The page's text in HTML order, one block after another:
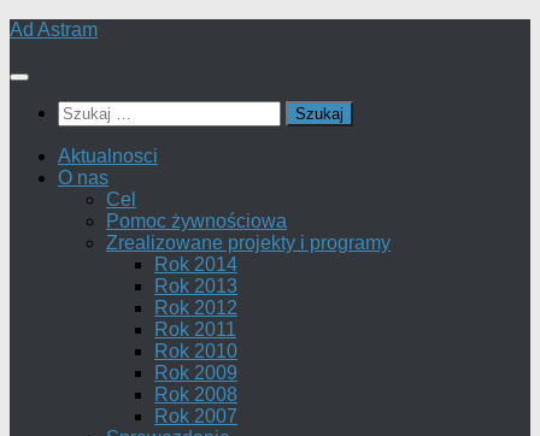
Skip
content
Ad Astram
Szukaj:
Aktualnosci
O nas
Cel
Pomoc żywnościowa
Zrealizowane projekty i programy
Rok 2014
Rok 2013
Rok 2012
Rok 2011
Rok 2010
Rok 2009
Rok 2008
Rok 2007